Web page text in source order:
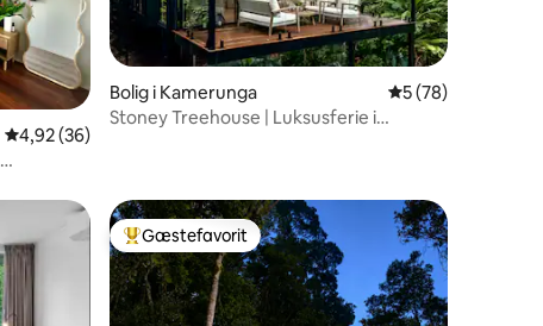
omtaler
4,92 ud af 5 i gennemsnitlig bedømmelse, 36 omtaler
4,92 (36)
Bolig i Kamerunga 5 ud af 5 i
5 (78)
Stoney Treehouse | Luksusferie i
Bedste gæstefavorit
Gæstefavorit